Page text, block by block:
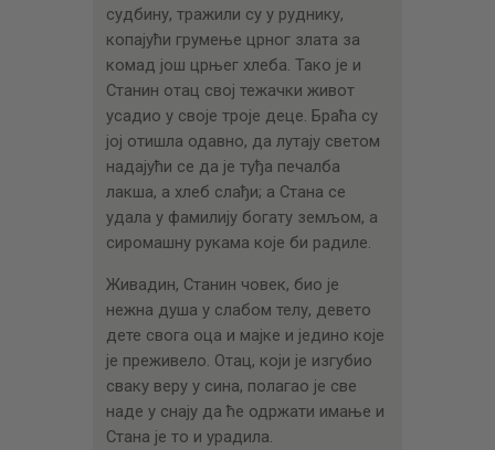
судбину, тражили су у руднику,
копајући грумење црног злата за
комад још црњег хлеба. Тако је и
Станин отац свој тежачки живот
усадио у своје троје деце. Браћа су
јој отишла одавно, да лутају светом
надајући се да је туђа печалба
лакша, а хлеб слађи; а Стана се
удала у фамилију богату земљом, а
сиромашну рукама које би радиле.
Живадин, Станин човек, био је
нежна душа у слабом телу, девето
дете свога оца и мајке и једино које
је преживело. Отац, који је изгубио
сваку веру у сина, полагао је све
наде у снају да ће одржати имање и
Стана је то и урадила.